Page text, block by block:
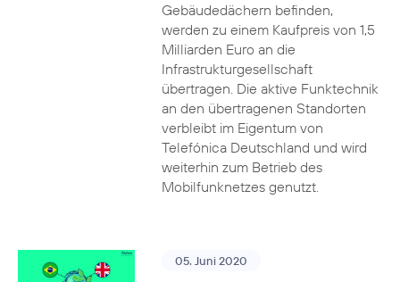
Gebäudedächern befinden,
werden zu einem Kaufpreis von 1,5
Milliarden Euro an die
Infrastrukturgesellschaft
übertragen. Die aktive Funktechnik
an den übertragenen Standorten
verbleibt im Eigentum von
Telefónica Deutschland und wird
weiterhin zum Betrieb des
Mobilfunknetzes genutzt.
05. Juni 2020